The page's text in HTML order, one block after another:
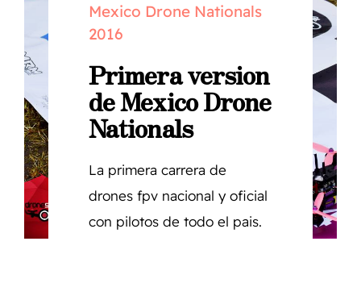
COMUNIDAD
SOBRE NOSOTROS
CONTACTO
Mexico Drone Nationals
2016
Primera version
de Mexico Drone
Nationals
La primera carrera de
drones fpv nacional y oficial
con pilotos de todo el pais.